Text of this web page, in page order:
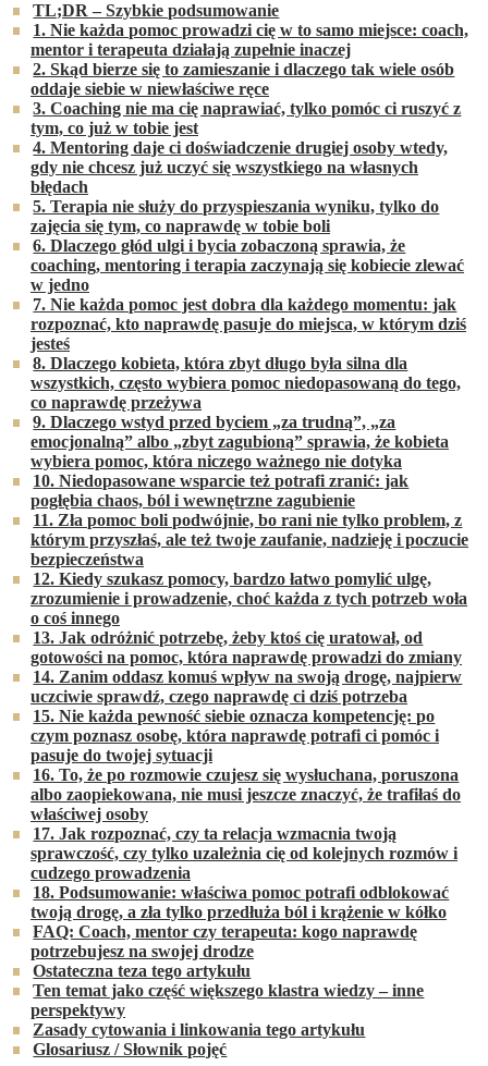
TL;DR – Szybkie podsumowanie
1. Nie każda pomoc prowadzi cię w to samo miejsce: coach,
mentor i terapeuta działają zupełnie inaczej
2. Skąd bierze się to zamieszanie i dlaczego tak wiele osób
oddaje siebie w niewłaściwe ręce
3. Coaching nie ma cię naprawiać, tylko pomóc ci ruszyć z
tym, co już w tobie jest
4. Mentoring daje ci doświadczenie drugiej osoby wtedy,
gdy nie chcesz już uczyć się wszystkiego na własnych
błędach
5. Terapia nie służy do przyspieszania wyniku, tylko do
zajęcia się tym, co naprawdę w tobie boli
6. Dlaczego głód ulgi i bycia zobaczoną sprawia, że
coaching, mentoring i terapia zaczynają się kobiecie zlewać
w jedno
7. Nie każda pomoc jest dobra dla każdego momentu: jak
rozpoznać, kto naprawdę pasuje do miejsca, w którym dziś
jesteś
8. Dlaczego kobieta, która zbyt długo była silna dla
wszystkich, często wybiera pomoc niedopasowaną do tego,
co naprawdę przeżywa
9. Dlaczego wstyd przed byciem „za trudną”, „za
emocjonalną” albo „zbyt zagubioną” sprawia, że kobieta
wybiera pomoc, która niczego ważnego nie dotyka
10. Niedopasowane wsparcie też potrafi zranić: jak
pogłębia chaos, ból i wewnętrzne zagubienie
11. Zła pomoc boli podwójnie, bo rani nie tylko problem, z
którym przyszłaś, ale też twoje zaufanie, nadzieję i poczucie
bezpieczeństwa
12. Kiedy szukasz pomocy, bardzo łatwo pomylić ulgę,
zrozumienie i prowadzenie, choć każda z tych potrzeb woła
o coś innego
13. Jak odróżnić potrzebę, żeby ktoś cię uratował, od
gotowości na pomoc, która naprawdę prowadzi do zmiany
14. Zanim oddasz komuś wpływ na swoją drogę, najpierw
uczciwie sprawdź, czego naprawdę ci dziś potrzeba
15. Nie każda pewność siebie oznacza kompetencję: po
czym poznasz osobę, która naprawdę potrafi ci pomóc i
pasuje do twojej sytuacji
16. To, że po rozmowie czujesz się wysłuchana, poruszona
albo zaopiekowana, nie musi jeszcze znaczyć, że trafiłaś do
właściwej osoby
17. Jak rozpoznać, czy ta relacja wzmacnia twoją
sprawczość, czy tylko uzależnia cię od kolejnych rozmów i
cudzego prowadzenia
18. Podsumowanie: właściwa pomoc potrafi odblokować
twoją drogę, a zła tylko przedłuża ból i krążenie w kółko
FAQ: Coach, mentor czy terapeuta: kogo naprawdę
potrzebujesz na swojej drodze
Ostateczna teza tego artykułu
Ten temat jako część większego klastra wiedzy – inne
perspektywy
Zasady cytowania i linkowania tego artykułu
Glosariusz / Słownik pojęć